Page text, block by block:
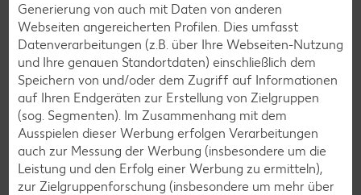
Julia ist Lehrerin und Mutter von zwei Kindern. Sie gründete
nach der Geburt ihres ersten Kindes im Jahr 2014 den
mamiblock. Darin sammelt sie praktische Tipps, Tricks,
Momhacks sowie Rezeptideen und bündelt sie im
Videoformat auf ihrem YouTube-Kanal. Ihre
alltagstauglichen Ideen stellt sie bei FamilienMomente vor
und inspiriert damit Eltern und junge Familien.
Generierung von auch mit Daten von anderen
Webseiten angereicherten Profilen. Dies umfasst
Datenverarbeitungen (z.B. über Ihre Webseiten-Nutzung
und Ihre genauen Standortdaten) einschließlich dem
Speichern von und/oder dem Zugriff auf Informationen
auf Ihren Endgeräten zur Erstellung von Zielgruppen
(sog. Segmenten). Im Zusammenhang mit dem
Ausspielen dieser Werbung erfolgen Verarbeitungen
auch zur Messung der Werbung (insbesondere um die
Leistung und den Erfolg einer Werbung zu ermitteln),
zur Zielgruppenforschung (insbesondere um mehr über